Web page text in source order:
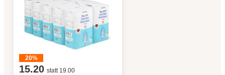
20%
15.20 statt 19.00